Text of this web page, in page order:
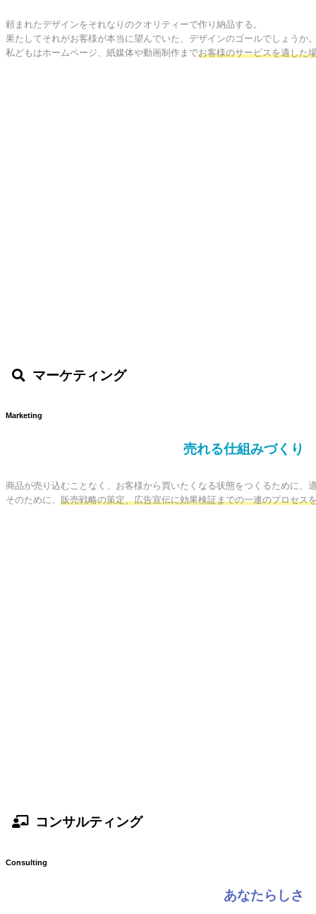
頼まれたデザインをそれなりのクオリティーで作り納品する。
果たしてそれがお客様が本当に望んでいた、デザインのゴールでしょうか
私どもはホームページ、紙媒体や動画制作までお客様のサービスを適した
マーケティング
Marketing
売れる仕組みづくり
商品が売り込むことなく、お客様から買いたくなる状態をつくるために
そのために、 販売戦略の策定、広告宣伝に効果検証までの一連のプロセス
コンサルティング
Consulting
あなたらしさ